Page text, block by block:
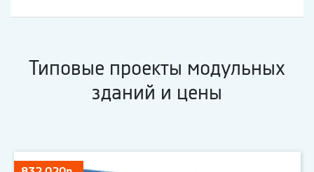
Типовые проекты модульных
зданий и цены